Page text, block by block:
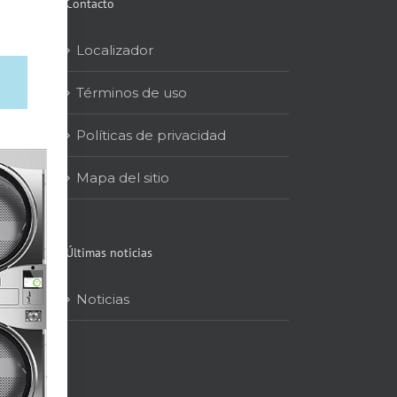
Contacto
Localizador
Términos de uso
Políticas de privacidad
Mapa del sitio
Últimas noticias
Noticias